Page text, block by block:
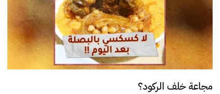
مجاعة خلف الركود؟